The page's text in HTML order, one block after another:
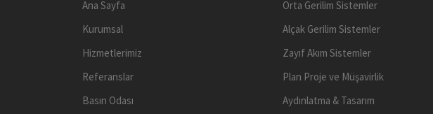
Ana Sayfa
Kurumsal
Hizmetlerimiz
Referanslar
Basın Odası
Orta Gerilim Sistemler
Alçak Gerilim Sistemler
Zayıf Akım Sistemler
Plan Proje ve Müşavirlik
Aydınlatma & Tasarım